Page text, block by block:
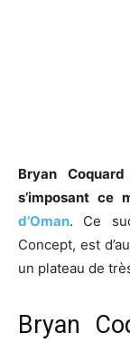
Bryan
s’imposant ce
d’Oman. Ce
Concept, est
un plateau de
Bryan